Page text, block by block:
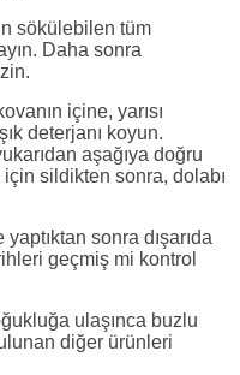
sökülebilen tüm
Daha sonra
içine, yarısı
deterjanı koyun.
aşağıya doğru
için sildikten sonra, dolabı
sonra dışarıda
geçmiş mi kontrol
ulaşınca buzlu
diğer ürünleri